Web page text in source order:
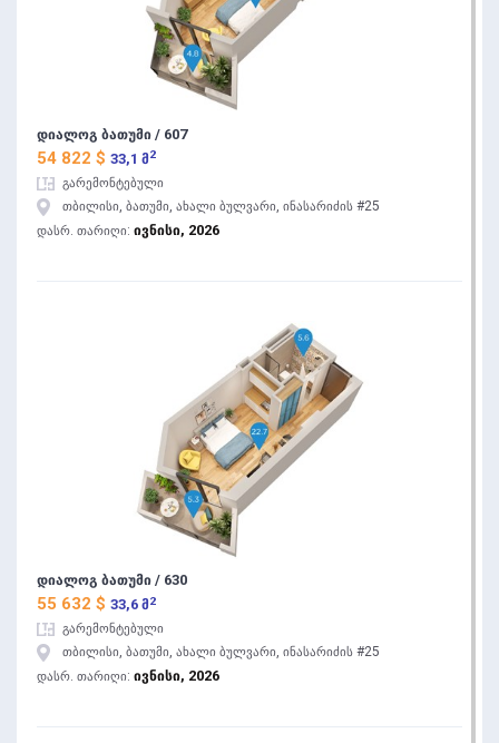
დიალოგ ბათუმი / 607
54 822 $ 33,1 მ 2
გარემონტებული
თბილისი, ბათუმი, ახალი ბულვარი, ინასარიძის #25
დასრ. თარიღი: ივნისი, 2026
დიალოგ ბათუმი / 630
55 632 $ 33,6 მ 2
გარემონტებული
თბილისი, ბათუმი, ახალი ბულვარი, ინასარიძის #25
დასრ. თარიღი: ივნისი, 2026